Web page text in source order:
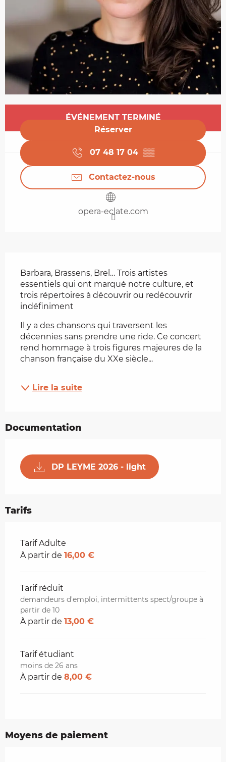
Ouverture et coordonnées
ÉVÉNEMENT TERMINÉ
Réserver
07 48 17 04 ▒▒
Contactez-nous
opera-eclate.com
Barbara, Brassens, Brel… Trois artistes
essentiels qui ont marqué notre culture, et
trois répertoires à découvrir ou redécouvrir
indéfiniment
Il y a des chansons qui traversent les
décennies sans prendre une ride. Ce concert
rend hommage à trois figures majeures de la
chanson française du XXe siècle...
Lire la suite
Documentation
DP LEYME 2026 - light
Tarifs
Tarifs 2026
Tarif Adulte
À partir de 16,00 €
Tarif réduit
demandeurs d'emploi, intermittents spect/groupe à
partir de 10
À partir de 13,00 €
Tarif étudiant
moins de 26 ans
À partir de 8,00 €
Moyens de paiement